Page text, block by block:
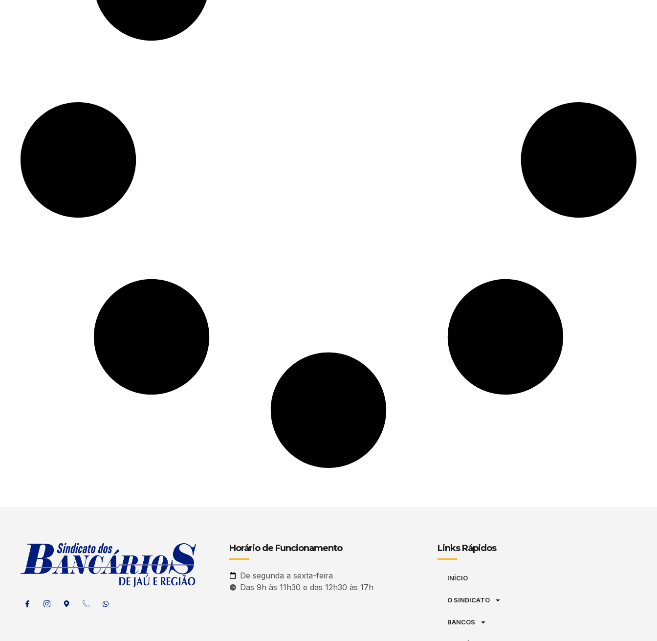
Horário de Funcionamento
De segunda a sexta-feira
Das 9h às 11h30 e das 12h30 às 17h
Links Rápidos
INÍCIO
O SINDICATO
BANCOS